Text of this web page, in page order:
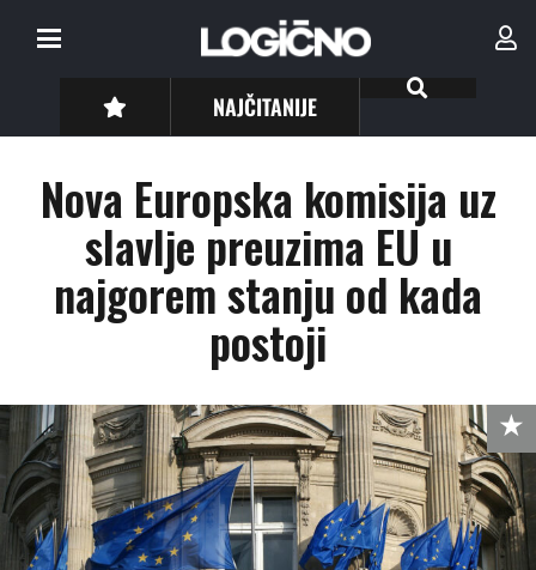
NAJČITANIJE
Nova Europska komisija uz
slavlje preuzima EU u
najgorem stanju od kada
postoji